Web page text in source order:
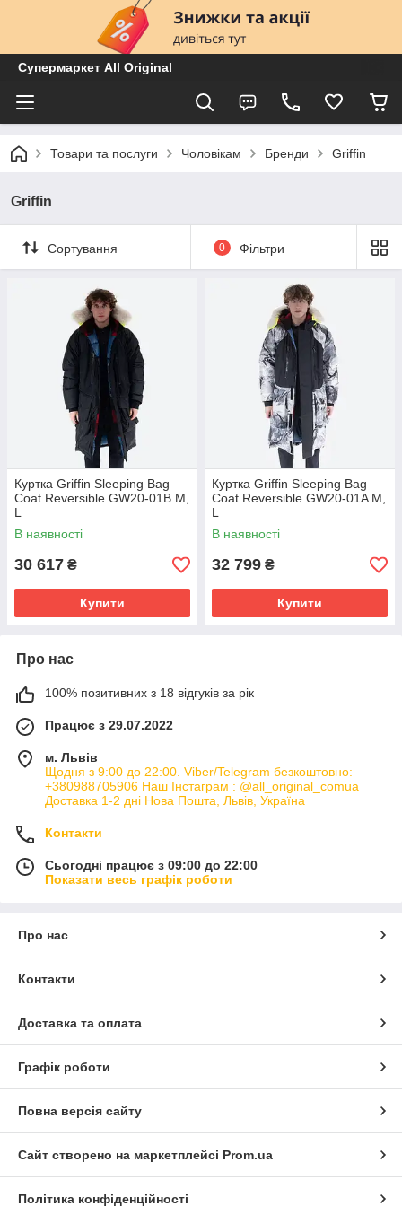
Супермаркет All Original
Товари та послуги Чоловікам Бренди Griffin
Griffin
Сортування 0 Фільтри
Куртка Griffin Sleeping Bag
Coat Reversible GW20-01B M,
L
В наявності
30 617 ₴
Купити
Куртка Griffin Sleeping Bag
Coat Reversible GW20-01A M,
L
В наявності
32 799 ₴
Купити
Про нас
100% позитивних з 18 відгуків за рік
Працює з 29.07.2022
м. Львів
Щодня з 9:00 до 22:00. Viber/Telegram безкоштовно:
+380988705906 Наш Інстаграм : @all_original_comua
Доставка 1-2 дні Нова Пошта, Львів, Україна
Контакти
Сьогодні працює з 09:00 до 22:00
Показати весь графік роботи
Про нас
Контакти
Доставка та оплата
Графік роботи
Повна версія сайту
Сайт створено на маркетплейсі Prom.ua
Політика конфіденційності